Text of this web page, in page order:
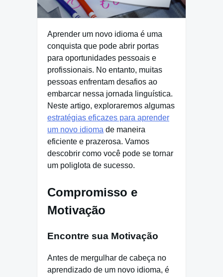
Aprender um novo idioma é uma
conquista que pode abrir portas
para oportunidades pessoais e
profissionais. No entanto, muitas
pessoas enfrentam desafios ao
embarcar nessa jornada linguística.
Neste artigo, exploraremos algumas
estratégias eficazes para aprender
um novo idioma de maneira
eficiente e prazerosa. Vamos
descobrir como você pode se tornar
um poliglota de sucesso.
Compromisso e
Motivação
Encontre sua Motivação
Antes de mergulhar de cabeça no
aprendizado de um novo idioma, é